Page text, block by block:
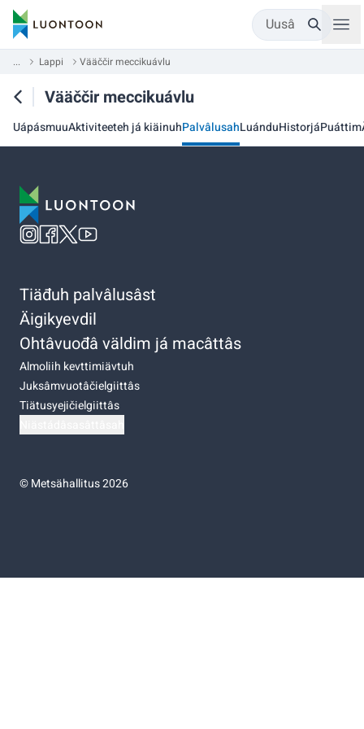
Uusâ
... Lappi Vääččir meccikuávlu
Vääččir meccikuávlu
UápásmuuAktiviteeteh já kiäinuhPalvâlusahLuánduHistorjáPuáttim
Tiäđuh palvâlusâst
Äigikyevdil
Ohtâvuođâ väldim já macâttâs
Almoliih kevttimiävtuh
Juksâmvuotâčielgiittâs
Tiätusyejičielgiittâs
©Metsähallitus 2026